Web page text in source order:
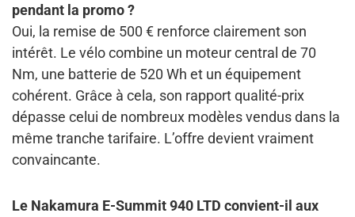
pendant la promo ?
Oui, la remise de 500 € renforce clairement son
intérêt. Le vélo combine un moteur central de 70
Nm, une batterie de 520 Wh et un équipement
cohérent. Grâce à cela, son rapport qualité-prix
dépasse celui de nombreux modèles vendus dans la
même tranche tarifaire. L’offre devient vraiment
convaincante.
Le Nakamura E-Summit 940 LTD convient-il aux